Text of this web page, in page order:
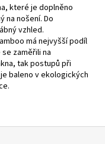
které je doplněno
na nošení. Do
vzhled.
má nejvyšší podíl
zaměřili na
tak postupů při
baleno v ekologických